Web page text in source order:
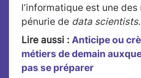
l’informatique est une des
pénurie de data scientists.
Lire aussi : Anticipe ou
métiers de demain
pas se préparer